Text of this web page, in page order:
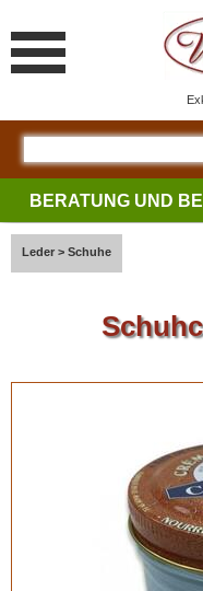
BERATUNG UND
Leder > Schuhe